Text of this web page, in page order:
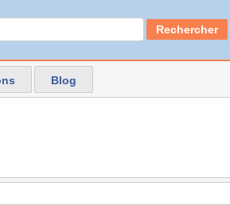
Rechercher
Blog